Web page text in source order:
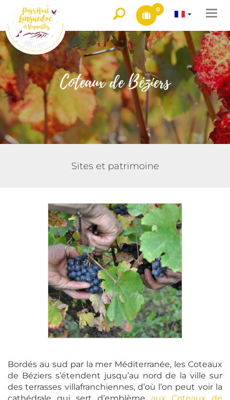
0
Coteaux de Béziers
Sites et patrimoine
Bordés au sud par la mer Méditerranée, les Coteaux
de Béziers s’étendent jusqu’au nord de la ville sur
des terrasses villafranchiennes, d’où l’on peut voir la
cathédrale qui sert d’emblème aux Coteaux de